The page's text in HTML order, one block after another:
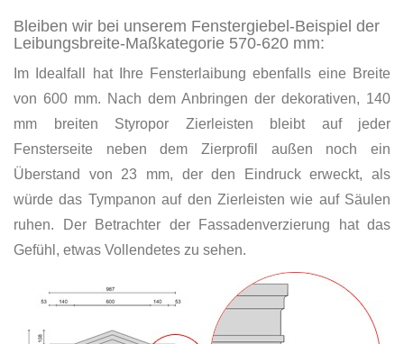
Bleiben wir bei unserem Fenstergiebel-Beispiel der
Leibungsbreite-Maßkategorie 570-620 mm:
Im Idealfall hat Ihre Fensterlaibung ebenfalls eine Breite
von 600 mm. Nach dem Anbringen der dekorativen, 140
mm breiten Styropor Zierleisten bleibt auf jeder
Fensterseite neben dem Zierprofil außen noch ein
Überstand von 23 mm, der den Eindruck erweckt, als
würde das Tympanon auf den Zierleisten wie auf Säulen
ruhen. Der Betrachter der Fassadenverzierung hat das
Gefühl, etwas Vollendetes zu sehen.